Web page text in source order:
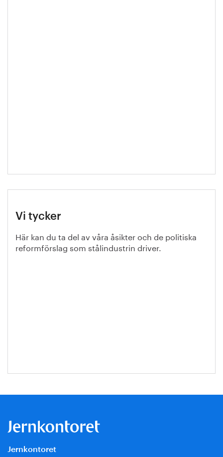
Vi tycker
Här kan du ta del av våra åsikter och de politiska
reformförslag som stålindustrin driver.
Jernkontoret